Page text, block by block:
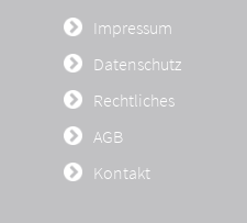
Impressum
Datenschutz
Rechtliches
AGB
Kontakt